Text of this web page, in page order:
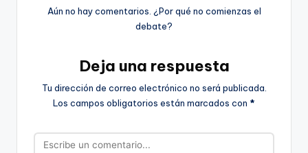
Aún no hay comentarios. ¿Por qué no comienzas el
debate?
Deja una respuesta
Tu dirección de correo electrónico no será publicada.
Los campos obligatorios están marcados con *